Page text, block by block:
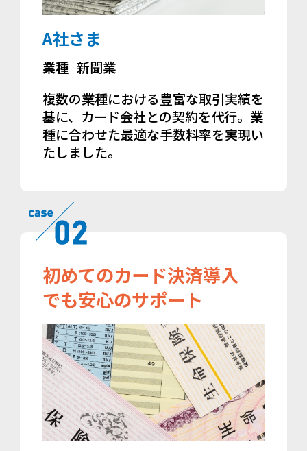
A社さま
業種 新聞業
複数の業種における豊富な取引実績を
基に、カード会社との契約を代行。業
種に合わせた最適な手数料率を実現い
たしました。
初めてのカード決済導入
でも安心のサポート